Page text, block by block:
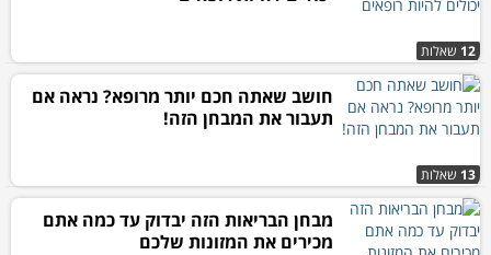
12 שאלות
13 שאלות
חושב שאתה חכם יותר מרופא? נראה אם
תעבור את המבחן הזה!
מבחן הבריאות הזה יבדוק עד כמה אתם
מכירים את המזונות שלכם